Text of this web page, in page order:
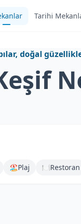
Tarihi
doğal
🏖️Plaj 🍽️Restoran